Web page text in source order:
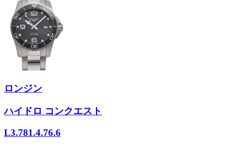
ロンジン
ハイドロ コンクエスト
L3.781.4.76.6